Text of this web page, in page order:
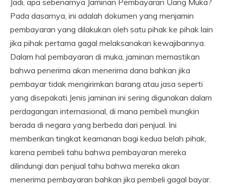
Jadi, apa sebenarnya Jaminan Pembayaran Uang Muka?
Pada dasarnya, ini adalah dokumen yang menjamin
pembayaran yang dilakukan oleh satu pihak ke pihak lain
jika pihak pertama gagal melaksanakan kewajibannya.
Dalam hal pembayaran di muka, jaminan memastikan
bahwa penerima akan menerima dana bahkan jika
pembayar tidak mengirimkan barang atau jasa seperti
yang disepakati.Jenis jaminan ini sering digunakan dalam
perdagangan internasional, di mana pembeli mungkin
berada di negara yang berbeda dari penjual. Ini
memberikan tingkat keamanan bagi kedua belah pihak,
karena pembeli tahu bahwa pembayaran mereka
dilindungi dan penjual tahu bahwa mereka akan
menerima pembayaran bahkan jika pembeli gagal bayar.